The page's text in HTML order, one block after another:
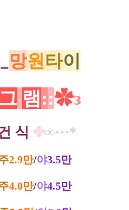
망원타이
그 램::✿з
식 ✤∞···*
2.9만/야3.5만
4.0만/야4.5만